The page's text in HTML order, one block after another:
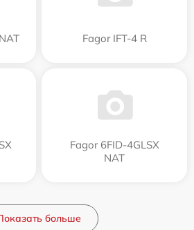
Fagor IFT-4 R
Fagor 6FID-4GLSX
NAT
больше